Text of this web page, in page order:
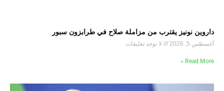
داروين نونيز يقترب من مزاملة صلاح في طرابزون سبور
أغسطس 5, 2026 لا توجد تعليقات
Read More »